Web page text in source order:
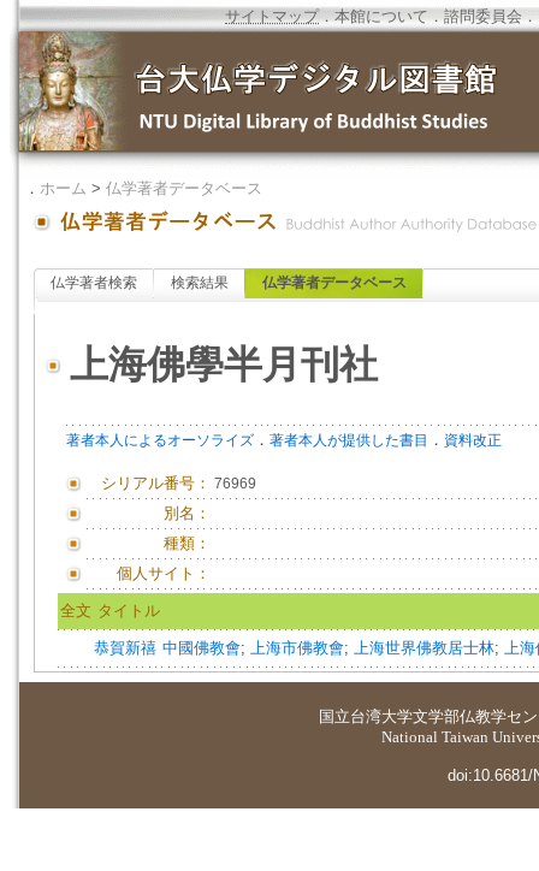
サイトマップ．本館について ．諮問委員会 ．
． ホーム > 仏学著者データベース
仏学著者検索 検索結果 仏学著者データベース
上海佛學半月刊社
著者本人によるオーソライズ ． 著者本人が提供した書目 ． 資料改正
シリアル番号： 76969
別名：
種類：
個人サイト：
全文 タイトル
恭賀新禧 中國佛教會; 上海市佛教會; 上海世界佛教居士林; 上海
国立台湾大学文学部仏教学セ
National Taiwan
doi:10.6681/